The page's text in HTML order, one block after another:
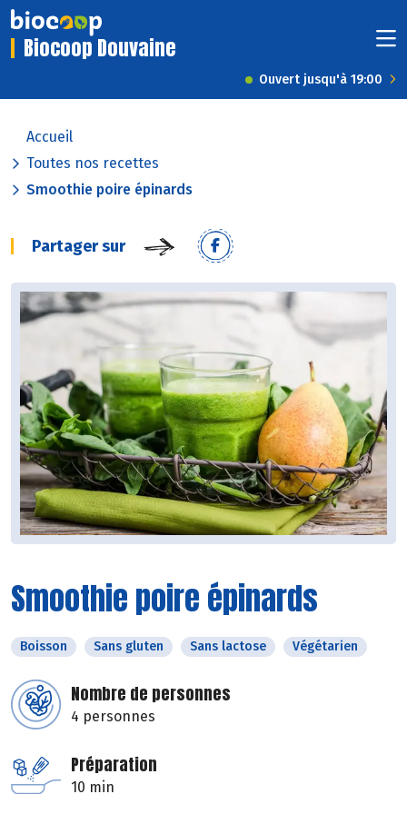
Biocoop Douvaine
Ouvert jusqu'à 19:00
Accueil
Toutes nos recettes
Smoothie poire épinards
Partager sur
Smoothie poire épinards
Boisson Sans gluten Sans lactose Végétarien
Nombre de personnes
4 personnes
Préparation
10 min